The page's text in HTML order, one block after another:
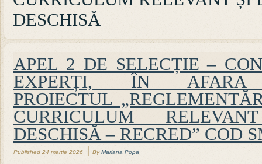
DESCHISĂ
APEL 2 DE SELECȚIE –
EXPERȚI, ÎN AFARA
PROIECTUL
CURRICULUM
DESCHISĂ – RECRED” COD
Published 24 martie 2026 By Mariana Popa